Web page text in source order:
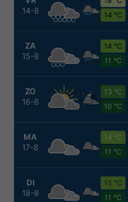
14-8
14 °C
ZA
15-8
14 °C
11 °C
ZO
16-8
13 °C
10 °C
MA
17-8
14 °C
11 °C
DI
18-8
15 °C
11 °C